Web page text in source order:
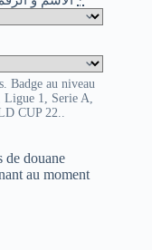
Badge au niveau
1, Serie A,
CUP 22..
de douane
au moment